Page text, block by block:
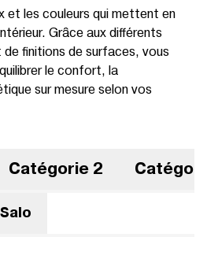
et les couleurs qui mettent en
Grâce aux différents
finitions de surfaces, vous
le confort, la
sur mesure selon vos
Catégorie 2
Salo